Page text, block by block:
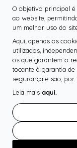
O objetivo principal
ao website,
um melhor uso do
Aqui, apenas os
utilizados,
os que garantem o
tocante à garantia de
segurança e são, por
Leia mais aqui.
Subscreva a